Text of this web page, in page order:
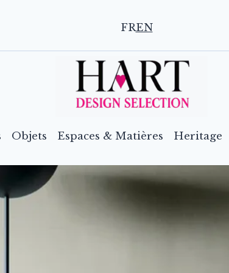
FREN
Objets Espaces & Matières Heritage